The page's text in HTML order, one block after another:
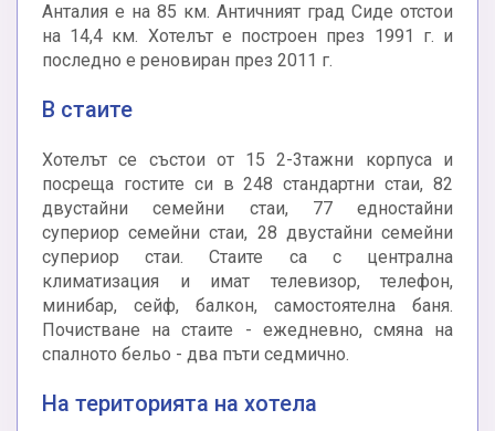
Анталия е на 85 км. Античният град Сиде отстои
на 14,4 км. Хотелът е построен през 1991 г. и
последно е реновиран през 2011 г.
В стаите
Хотелът се състои от 15 2-3тажни корпуса и
посреща гостите си в 248 стандартни стаи, 82
двустайни семейни стаи, 77 едностайни
супериор семейни стаи, 28 двустайни семейни
супериор стаи. Стаите са с централна
климатизация и имат телевизор, телефон,
минибар, сейф, балкон, самостоятелна баня.
Почистване на стаите - ежедневно, смяна на
спалното бельо - два пъти седмично.
На територията на хотела